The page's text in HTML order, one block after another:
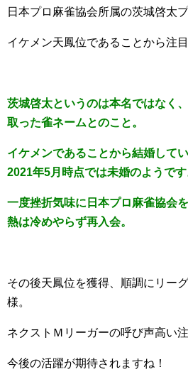
日本プロ麻雀協会所属の茨城啓太プ
イケメン天鳳位であることから注
茨城啓太というのは本名ではなく
取った雀ネームとのこと。
イケメンであることから結婚して
2021年5月時点では未婚のようです
一度挫折気味に日本プロ麻雀協会
熱は冷めやらず再入会。
その後天鳳位を獲得、順調にリー
様。
ネクストＭリーガーの呼び声高い注
今後の活躍が期待されますね！